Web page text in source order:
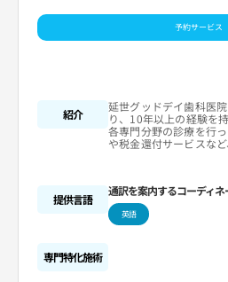
予約サービス
紹介
延世グッドデイ歯科医
り、10年以上の経験を
各専門分野の診療を行
や税金還付サービスな
スを提供しています。
ない歯科治療をご体感
提供言語
通訳を案内するコーディネ
英語
専門特化施術